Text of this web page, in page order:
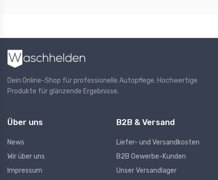
Dein Online-Shop für professionelle Autopflege. Hochwertige
Produkte für glänzende Ergebnisse.
Über uns
News
Wir über uns
Impressum
B2B & Versand
Liefer- und Versandkosten
B2B Gewerbe-Kunden
Unser Versandlager